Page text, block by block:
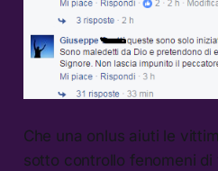
Che una onlus aiuti le
sotto controllo fenomeni